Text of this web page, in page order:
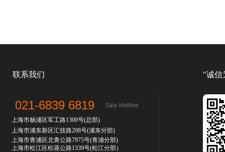
021-6839 6819
上海市杨浦区军工路1300号(总部)
上海市浦东新区汇技路208号(浦东分部)
上海市青浦区北青公路7975号(青浦分部)
上海市松江区松蒸公路1339号(松江分部）
联系我们
Sale Hotline
"诚信